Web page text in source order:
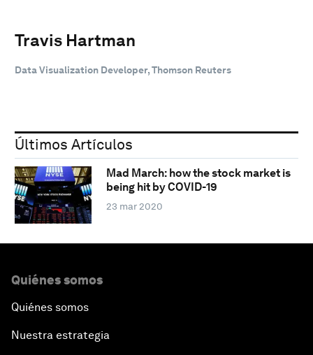
Travis Hartman
Data Visualization Developer, Thomson Reuters
Últimos Artículos
Mad March: how the stock market is
being hit by COVID-19
23 mar 2020
Quiénes somos
Quiénes somos
Nuestra estrategia